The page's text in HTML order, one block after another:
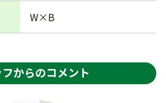
W×B
からのコメント